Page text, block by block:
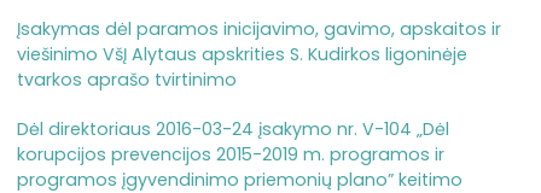
Įsakymas dėl paramos inicijavimo, gavimo, apskaitos ir
viešinimo VšĮ Alytaus apskrities S. Kudirkos ligoninėje
tvarkos aprašo tvirtinimo
Dėl direktoriaus 2016-03-24 įsakymo nr. V-104 „Dėl
korupcijos prevencijos 2015-2019 m. programos ir
programos įgyvendinimo priemonių plano” keitimo